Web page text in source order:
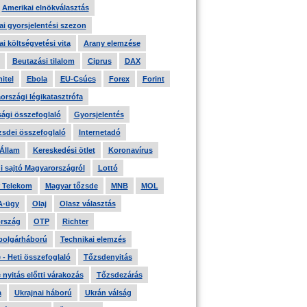
Amerikai elnökválasztás
gyorsjelentési szezon
költségvetési vita Arany elemzése
Beutazási tilalom Ciprus DAX
Ebola EU-Csúcs Forex Forint
légikatasztrófa
összefoglaló Gyorsjelentés
összefoglaló Internetadó
Kereskedési ötlet Koronavírus
sajtó Magyarországról Lottó
Telekom Magyar tőzsde MNB MOL
ügy Olaj Olasz választás
OTP Richter
Technikai elemzés
- Heti összefoglaló Tőzsdenyitás
nyitás előtti várakozás Tőzsdezárás
Ukrajnai háború Ukrán válság